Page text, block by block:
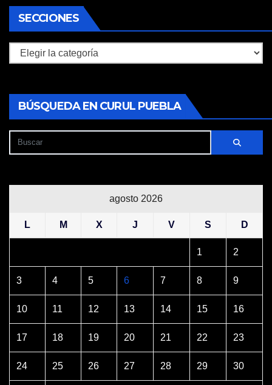
SECCIONES
Secciones
BÚSQUEDA EN CURUL PUEBLA
agosto 2026
L M X J V S D
1 2
3 4 5 6 7 8 9
10 11 12 13 14 15 16
17 18 19 20 21 22 23
24 25 26 27 28 29 30